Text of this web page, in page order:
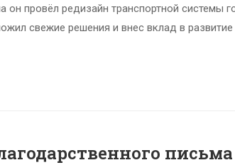
он провёл редизайн транспортной системы
свежие решения и внес вклад в